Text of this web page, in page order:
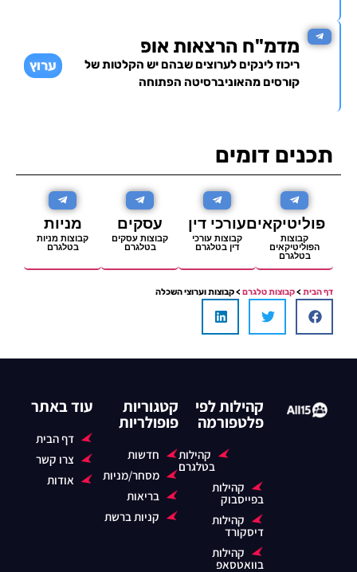
מדמ"ח הרצאות אופ
ריכוז לינקים לערוצים שבהם יש הקלטות של
קורסים מהאוניברסיטה הפתוחה
ערוץ
תכנים דומים
פוליטיקאים
קבוצות
הפוליטיקאים
בטלגרם
עורכי דין
קבוצות עורכי
דין בטלגרם
עסקים
קבוצות עסקים
בטלגרם
מניות
קבוצות מניות
בטלגרם
דף הבית >קבוצות טלגרם > קבוצות וערוצי השכלה​
קהילות לפי
פלטפורמה
קהילות
בטלגרם
קהילות
בפייסבוק
קהילות
דיסקורד
קהילות
בוואטסאפ
קטגוריות
פופולריות
חדשות
מסחר/מניות
בריאות
קניות ברשת
עוד באתר
דף הבית
צרו קשר
אודות